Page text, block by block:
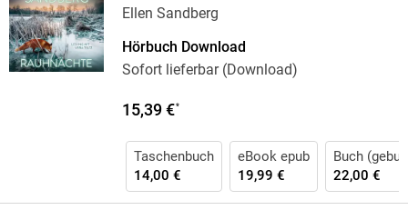
Ellen Sandberg
Hörbuch Download
Sofort lieferbar (Download)
15,39 €*
Taschenbuch
14,00 €
eBook epub
19,99 €
Buch
22,00 €